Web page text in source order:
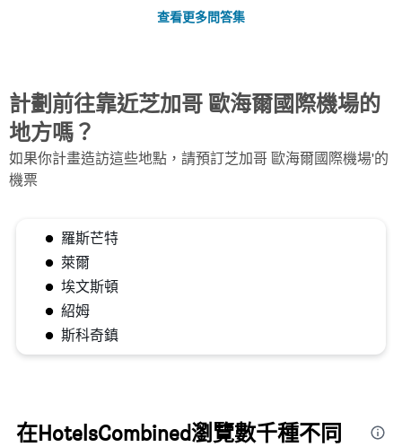
查看更多問答集
計劃前往靠近芝加哥 歐海爾國際機場的
地方嗎？
如果你計畫造訪這些地點，請預訂芝加哥 歐海爾國際機場'的
機票
羅斯芒特
萊爾
埃文斯頓
紹姆
斯科奇鎮
在HotelsCombined瀏覽數千種不同